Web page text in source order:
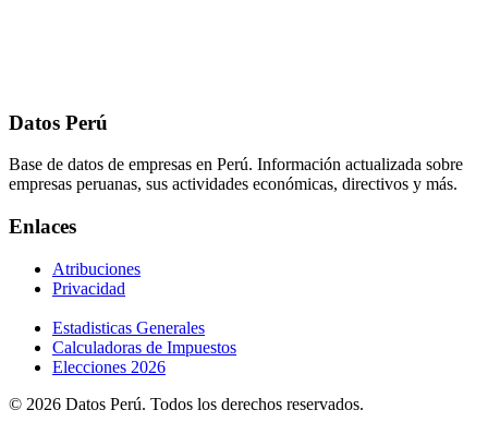
Datos Perú
Base de datos de empresas en Perú. Información actualizada sobre
empresas peruanas, sus actividades económicas, directivos y más.
Enlaces
Atribuciones
Privacidad
Estadisticas Generales
Calculadoras de Impuestos
Elecciones 2026
© 2026 Datos Perú. Todos los derechos reservados.